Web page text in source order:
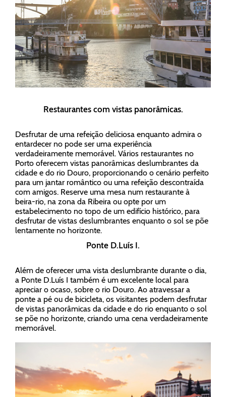
Restaurantes com vistas panorâmicas.
Desfrutar de uma refeição deliciosa enquanto admira o
entardecer no pode ser uma experiência
verdadeiramente memorável. Vários restaurantes no
Porto oferecem vistas panorâmicas deslumbrantes da
cidade e do rio Douro, proporcionando o cenário perfeito
para um jantar romântico ou uma refeição descontraída
com amigos. Reserve uma mesa num restaurante à
beira-rio, na zona da Ribeira ou opte por um
estabelecimento no topo de um edifício histórico, para
desfrutar de vistas deslumbrantes enquanto o sol se põe
lentamente no horizonte.
Ponte D.Luís I.
Além de oferecer uma vista deslumbrante durante o dia,
a Ponte D.Luís I também é um excelente local para
apreciar o ocaso, sobre o rio Douro. Ao atravessar a
ponte a pé ou de bicicleta, os visitantes podem desfrutar
de vistas panorâmicas da cidade e do rio enquanto o sol
se põe no horizonte, criando uma cena verdadeiramente
memorável.